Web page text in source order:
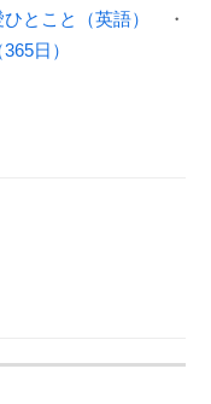
とこと（英語）
・
日）